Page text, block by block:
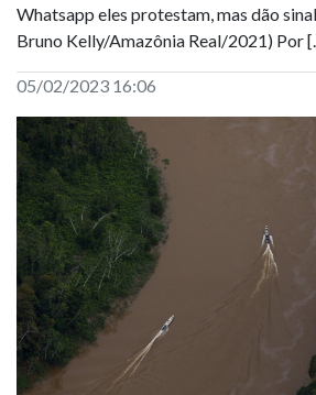
Whatsapp eles protestam, mas dão
Bruno Kelly/Amazônia Real/2021) Por
05/02/2023 16:06